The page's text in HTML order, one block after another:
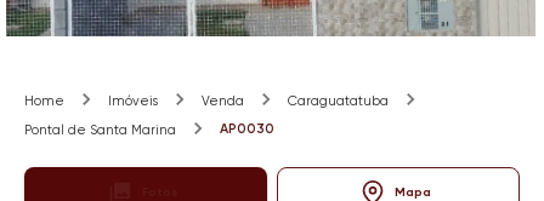
Home Imóveis Venda
Caraguatatuba
Pontal de Santa Marina
AP0030
Mapa